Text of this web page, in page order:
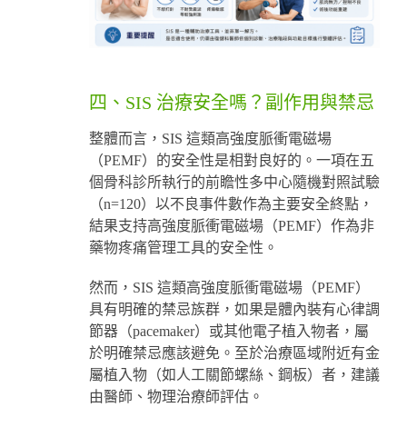
四、SIS 治療安全嗎？副作用與禁忌
整體而言，SIS 這類高強度脈衝電磁場
（PEMF）的安全性是相對良好的。一項在五
個骨科診所執行的前瞻性多中心隨機對照試驗
（n=120）以不良事件數作為主要安全終點，
結果支持高強度脈衝電磁場（PEMF）作為非
藥物疼痛管理工具的安全性。
然而，SIS 這類高強度脈衝電磁場（PEMF）
具有明確的禁忌族群，如果是體內裝有心律調
節器（pacemaker）或其他電子植入物者，屬
於明確禁忌應該避免。至於治療區域附近有金
屬植入物（如人工關節螺絲、鋼板）者，建議
由醫師、物理治療師評估。